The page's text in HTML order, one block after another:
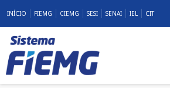
INÍCIO FIEMG CIEMG SESI SENAI IEL CIT